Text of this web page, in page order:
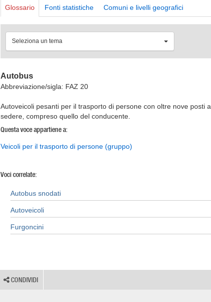
Glossario Fonti statistiche Comuni e livelli geografici
Seleziona un tema
Autobus
Abbreviazione/sigla: FAZ 20
Autoveicoli pesanti per il trasporto di persone con oltre nove posti a
sedere, compreso quello del conducente.
Questa voce appartiene a:
Veicoli per il trasporto di persone (gruppo)
Voci correlate:
Autobus snodati
Autoveicoli
Furgoncini
CONDIVIDI